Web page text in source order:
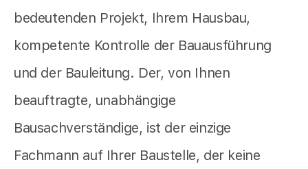
bedeutenden Projekt, Ihrem Hausbau,
kompetente Kontrolle der Bauausführung
und der Bauleitung. Der, von Ihnen
beauftragte, unabhängige
Bausachverständige, ist der einzige
Fachmann auf Ihrer Baustelle, der keine